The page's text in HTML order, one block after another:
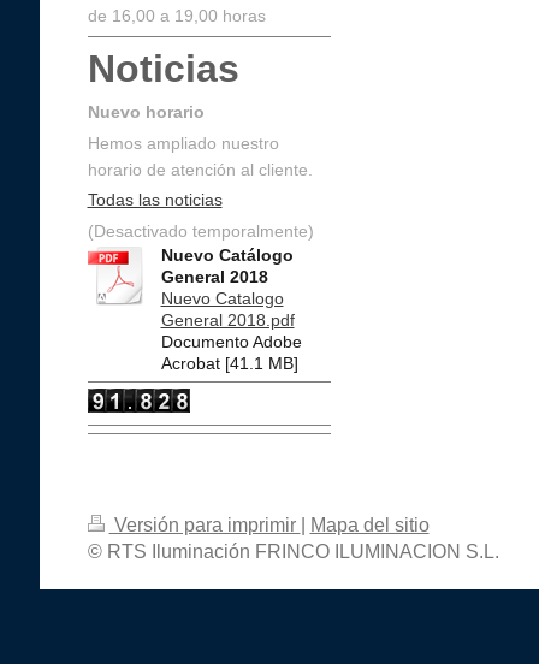
de 16,00 a 19,00 horas
Noticias
Nuevo horario
Hemos ampliado nuestro
horario de atención al cliente.
Todas las noticias
(Desactivado temporalmente)
Nuevo Catálogo
General 2018
Nuevo Catalogo
General 2018.pdf
Documento Adobe
Acrobat [41.1 MB]
Versión para imprimir
Mapa del sitio
© RTS Iluminación FRINCO ILUMINACION S.L.